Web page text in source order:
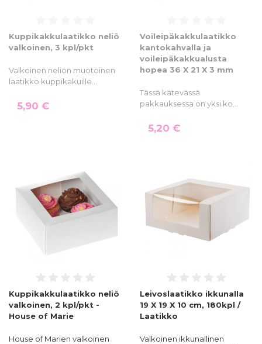
Kuppikakkulaatikko neliö
valkoinen, 3 kpl/pkt
Valkoinen neliön muotoinen
laatikko kuppikakuille…
5,90 €
Voileipäkakkulaatikko
kantokahvalla ja
voileipäkakkualusta
hopea 36 X 21 X 3 mm
Tässä kätevässä
pakkauksessa on yksi ko…
5,20 €
Kuppikakkulaatikko neliö
valkoinen, 2 kpl/pkt -
House of Marie
House of Marien valkoinen
Leivoslaatikko ikkunalla
19 X 19 X 10 cm, 180kpl /
Laatikko
Valkoinen ikkunallinen